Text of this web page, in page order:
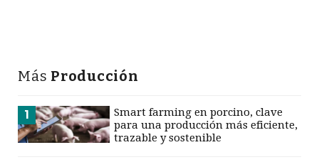
Más Producción
1
Smart farming en porcino, clave
para una producción más eficiente,
trazable y sostenible